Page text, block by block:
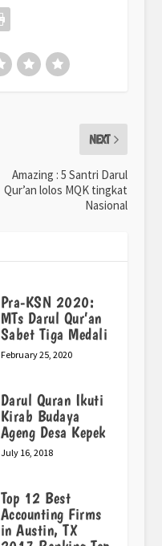
NEXT
Amazing : 5 Santri Darul
Qur’an lolos MQK tingkat
Nasional
Pra-KSN 2020:
MTs Darul Qur’an
Sabet Tiga Medali
February 25, 2020
Darul Quran Ikuti
Kirab Budaya
Ageng Desa Kepek
July 16, 2018
Top 12 Best
Accounting Firms
in Austin, TX